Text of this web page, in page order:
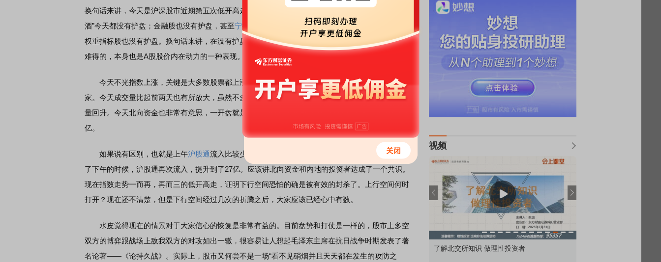
换句话来讲，今天是沪深股市近期第五次低开高走。而且这里有个背景：不管是“两桶油”还是“两瓶
酒”今天都没有护盘；金融股也没有护盘，甚至宁德时代 也算不上护盘；一般能想到的像
权重指标股也没有护盘。换句话来讲，在没有护盘力量的安排之下，今天的指数能够走成这样是非常
难得的，本身也是A股股价内在动力的一种表现。
今天不光指数上涨，关键是大多数股票都上涨。今天上涨的个股超过2770家，下跌的只有1792
家。今天成交量比起前两天也有所放大，虽然不多，但是毕竟过了8000亿，应该讲等于是低开之后放
量回升。今天北向资金也非常有意思，一开盘就是坚决流入，上午流入25亿，下午流入量就到了51
亿。
如果说有区别，也就是上午沪股通流入比较少一点，沪股通上午流入7.2亿，
流入18亿；到
了下午的时候，沪股通再次流入，提升到了27亿。应该讲北向资金和内地的投资者达成了一个共识。
现在指数走势一而再，再而三的低开高走，证明下行空间恐怕的确是被有效的封杀了。上行空间何时
打开？现在还不清楚，但是下行空间经过几次的折腾之后，大家应该已经心中有数。
水皮觉得现在的情景对于大家信心的恢复是非常有益的。目前盘势和打仗是一样的，股市上多空
双方的博弈跟战场上敌我双方的对攻如出一辙，很容易让人想起毛泽东主席在抗日战争时期发表了著
名论著——《论持久战》。实际上，股市又何尝不是一场“看不见硝烟并且天天都在发生的攻防之
视频
市价委托那么多种，究竟怎么用？